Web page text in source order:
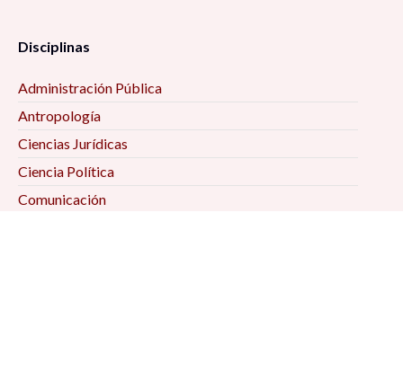
Disciplinas
Administración Pública
Antropología
Ciencias Jurídicas
Ciencia Política
Comunicación